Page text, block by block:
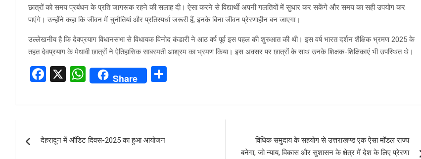
छात्रों को समय प्रबंधन के प्रति जागरूक रहने की सलाह दी। ऐसा करने से विद्यार्थी अपनी गलतियों में सुधार कर सकेंगे और समय का सही उपयोग कर
पाएंगे। उन्होंने कहा कि जीवन में चुनौतियां और प्रतिस्पर्धा जरूरी हैं, इनके बिना जीवन प्रेरणाहीन बन जाएगा।
उल्लेखनीय है कि देवप्रयाग विधानसभा से विधायक विनोद कंडारी ने आठ वर्ष पूर्व इस पहल की शुरुआत की थी। इस वर्ष भारत दर्शन शैक्षिक भ्रमण 2025 के
तहत देवप्रयाग के मेधावी छात्रों ने ऐतिहासिक साबरमती आश्रम का भ्रमण किया। इस अवसर पर छात्रों के साथ उनके शिक्षक-शिक्षिकाएं भी उपस्थित थे।
F
ce
o
X
W
h
at
A
Share
ar
navigation
देहरादून में ऑडिट दिवस-2025 का हुआ आयोजन
विधिक समुदाय के सहयोग से उत्तराखण्ड एक ऐसा मॉडल राज्य
बनेगा, जो न्याय, विकास और सुशासन के क्षेत्र में देश के लिए प्रेरणा